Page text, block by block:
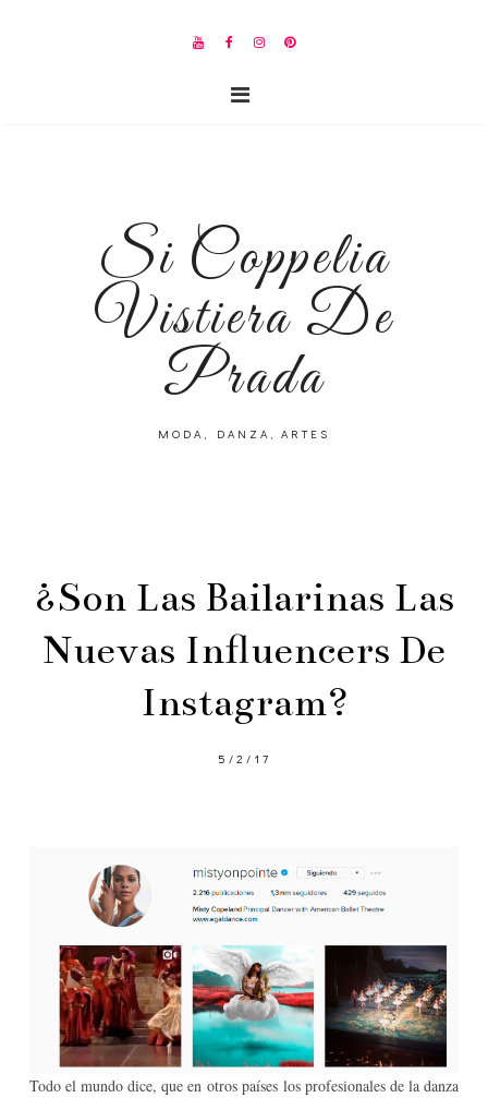
Si Coppelia
Vistiera De
Prada
MODA, DANZA, ARTES
¿Son Las Bailarinas Las
Nuevas Influencers De
Instagram?
5/2/17
Todo el mundo dice, que en otros países los profesionales de la danza